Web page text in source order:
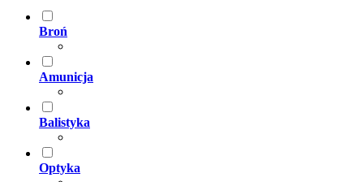
Broń
Amunicja
Balistyka
Optyka